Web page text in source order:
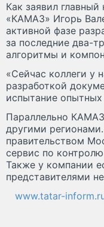
Как заявил
«КАМАЗ» Игорь
активной фазе
за последние два-
алгоритмы и
«Сейчас коллеги у
разработкой
испытание опытных
Параллельно
другими
правительством
сервис по
Также у компании
представителями
www.tatar-